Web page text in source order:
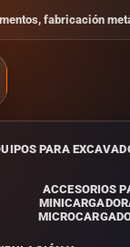
fabricación
PARA
ACCESORIOS